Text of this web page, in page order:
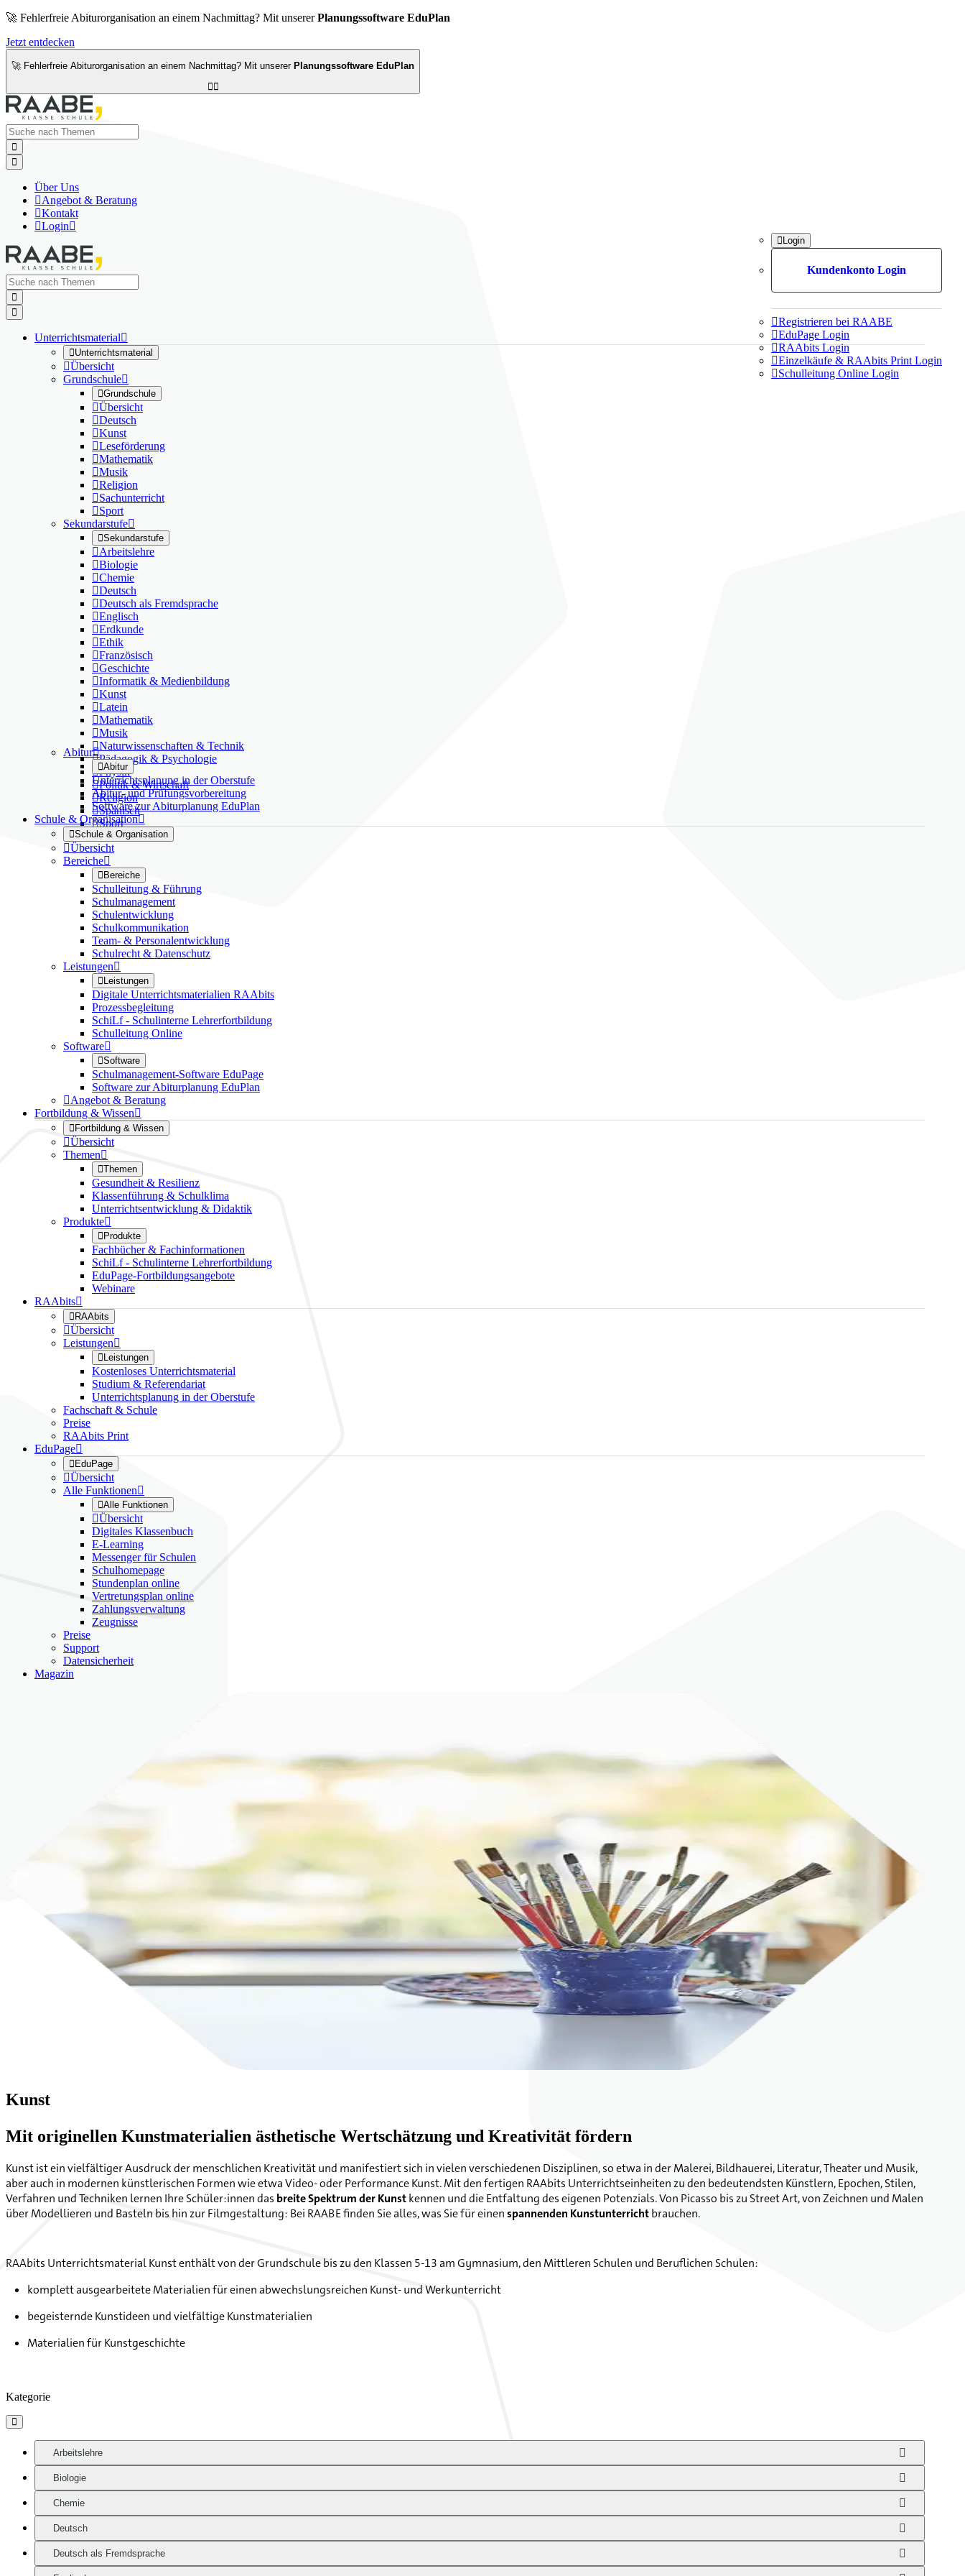
🚀 Fehlerfreie Abiturorganisation an einem Nachmittag? Mit unsererPlanungssoftware EduPlan
Jetzt entdecken
🚀 Fehlerfreie Abiturorganisation an einem Nachmittag? Mit unserer Planungssoftware EduPlan



Über Uns
Angebot & Beratung
Kontakt
Login
Login
Kundenkonto Login
Registrieren bei RAABE
EduPage Login
RAAbits Login
Einzelkäufe & RAAbits Print Login
Schulleitung Online Login


Unterrichtsmaterial
Unterrichtsmaterial
Übersicht
Grundschule
Grundschule
Übersicht
Deutsch
Kunst
Leseförderung
Mathematik
Musik
Religion
Sachunterricht
Sport
Sekundarstufe
Sekundarstufe
Arbeitslehre
Biologie
Chemie
Deutsch
Deutsch als Fremdsprache
Englisch
Erdkunde
Ethik
Französisch
Geschichte
Informatik & Medienbildung
Kunst
Latein
Mathematik
Musik
Naturwissenschaften & Technik
Pädagogik & Psychologie
Physik
Politik & Wirtschaft
Religion
Spanisch
Sport
Abitur
Abitur
Unterrichtsplanung in der Oberstufe
Abitur- und Prüfungsvorbereitung
Software zur Abiturplanung EduPlan
Schule & Organisation
Schule & Organisation
Übersicht
Bereiche
Bereiche
Schulleitung & Führung
Schulmanagement
Schulentwicklung
Schulkommunikation
Team- & Personalentwicklung
Schulrecht & Datenschutz
Leistungen
Leistungen
Digitale Unterrichtsmaterialien RAAbits
Prozessbegleitung
SchiLf - Schulinterne Lehrerfortbildung
Schulleitung Online
Software
Software
Schulmanagement-Software EduPage
Software zur Abiturplanung EduPlan
Angebot & Beratung
Fortbildung & Wissen
Fortbildung & Wissen
Übersicht
Themen
Themen
Gesundheit & Resilienz
Klassenführung & Schulklima
Unterrichtsentwicklung & Didaktik
Produkte
Produkte
Fachbücher & Fachinformationen
SchiLf - Schulinterne Lehrerfortbildung
EduPage-Fortbildungsangebote
Webinare
RAAbits
RAAbits
Übersicht
Leistungen
Leistungen
Kostenloses Unterrichtsmaterial
Studium & Referendariat
Unterrichtsplanung in der Oberstufe
Fachschaft & Schule
Preise
RAAbits Print
EduPage
EduPage
Übersicht
Alle Funktionen
Alle Funktionen
Übersicht
Digitales Klassenbuch
E-Learning
Messenger für Schulen
Schulhomepage
Stundenplan online
Vertretungsplan online
Zahlungsverwaltung
Zeugnisse
Preise
Support
Datensicherheit
Magazin
Kunst
Mit originellen Kunstmaterialien ästhetische Wertschätzung und Kreativität fördern
Kunst ist ein vielfältiger Ausdruck der menschlichen Kreativität und manifestiert sich in vielen verschiedenen Disziplinen, so etwa in der Malerei, Bildhauerei, Literatur, Theater und Musik,
aber auch in modernen künstlerischen Formen wie etwa Video- oder Performance Kunst. Mit den fertigen RAAbits Unterrichtseinheiten zu den bedeutendsten Künstlern, Epochen, Stilen,
Verfahren und Techniken lernen Ihre Schüler:innen das breite Spektrum der Kunstkennen und die Entfaltung des eigenen Potenzials. Von Picasso bis zu Street Art, von Zeichnen und Malen
über Modellieren und Basteln bis hin zur Filmgestaltung: Bei RAABE finden Sie alles, was Sie für einenspannenden Kunstunterrichtbrauchen.
RAAbits Unterrichtsmaterial Kunst enthält von der Grundschule bis zu den Klassen 5-13 am Gymnasium, den Mittleren Schulen und Beruflichen Schulen:
komplett ausgearbeitete Materialien für einen abwechslungsreichen Kunst- und Werkunterricht
begeisternde Kunstideen und vielfältige Kunstmaterialien
Materialien für Kunstgeschichte
Kategorie

Arbeitslehre
Biologie
Chemie
Deutsch
Deutsch als Fremdsprache